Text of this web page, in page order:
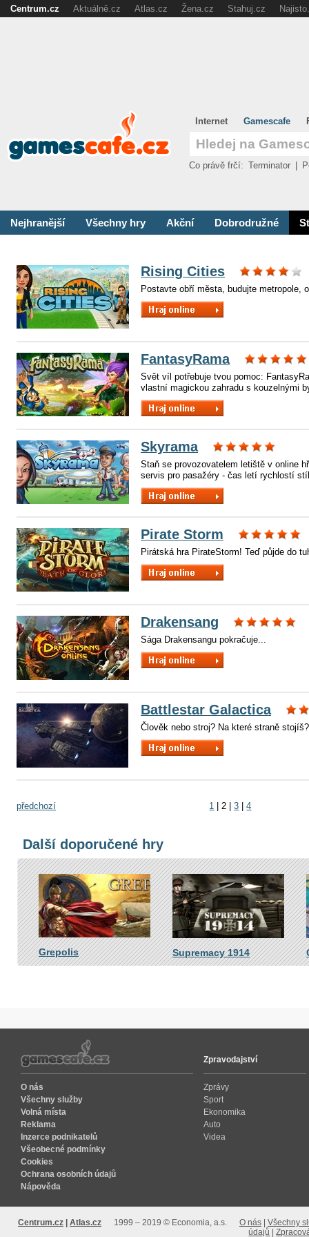
Nejhranější Všechny hry Akční Dobrodružné
Rising Cities
Postavte obří města, budujte metropole,
FantasyRama
Svět víl potřebuje tvou pomoc:
vlastní magickou zahradu s kouzelnými
Skyrama
Staň se provozovatelem letiště v online
servis pro pasažéry - čas letí rychlostí
Pirate Storm
Pirátská hra PirateStorm! Teď půjde do
Drakensang
Sága Drakensangu pokračuje...
Battlestar Galactica
Člověk nebo stroj? Na které straně
předchozí 1 |2 |3 |4
Další doporučené hry
Grepolis Supremacy 1914
Internet Gamescafe
Co právě frčí: Terminator
O nás
Všechny služby
Volná místa
Reklama
Inzerce podnikatelů
Všeobecné podmínky
Cookies
Ochrana osobních údajů
Nápověda
Zpravodajství
Zprávy
Sport
Ekonomika
Auto
Videa
Centrum.cz Atlas.cz 1999 – 2019 © Economia, a.s. O nás
Všechny
údajů
Centrum.cz Aktuálně.cz Atlas.cz Žena.cz Stahuj.cz